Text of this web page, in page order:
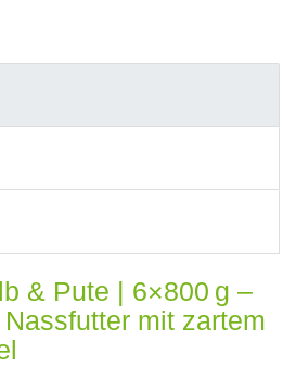
& Pute | 6×800 g –
mit zartem